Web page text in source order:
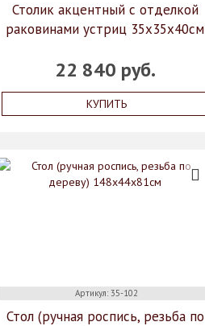
Столик акцентный с отделкой
раковинами устриц 35x35x40см
22 840 руб.
КУПИТЬ
Артикул: 35-102
Стол (ручная роспись, резьба по